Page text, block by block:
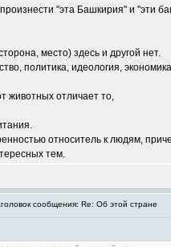
"эта Башкирия" и "эти
место) здесь и другой нет.
политика, идеология,
животных отличает то,
относитель к людям,
тем.
сообщения: Re: Об этой стране